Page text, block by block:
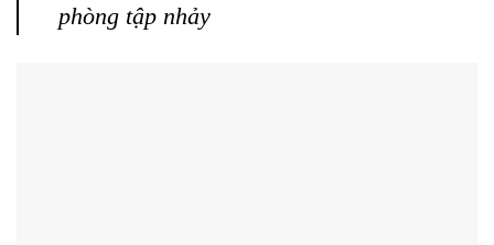
phòng tập nhảy